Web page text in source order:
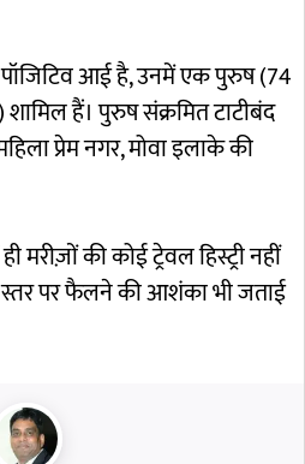
पॉजिटिव आई है, उनमें एक पुरुष (74
हैं। पुरुष संक्रमित टाटीबंद
प्रेम नगर, मोवा इलाके की
मरीज़ों की कोई ट्रेवल हिस्ट्री नहीं
पर फैलने की आशंका भी जताई